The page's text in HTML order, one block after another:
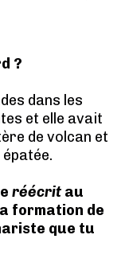
?
dans les
et elle avait
de volcan et
réécrit au
formation de
que tu